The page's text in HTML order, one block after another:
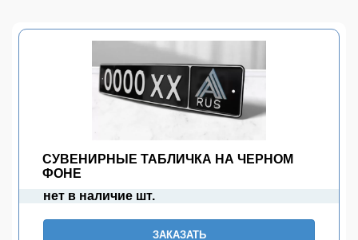
СУВЕНИРНЫЕ ТАБЛИЧКА НА ЧЕРНОМ
ФОНЕ
нет в наличие шт.
ЗАКАЗАТЬ